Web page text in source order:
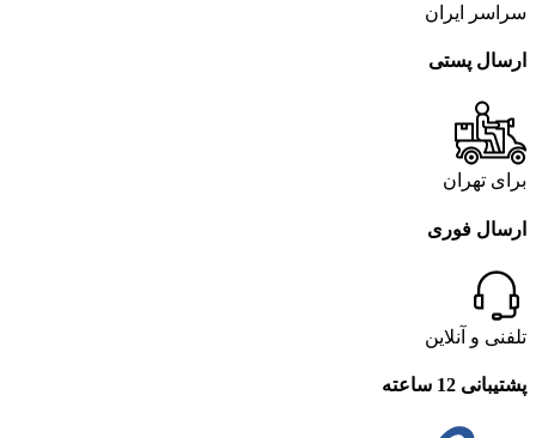
سراسر ایران
ارسال پستی
برای تهران
ارسال فوری
تلفنی و آنلاین
پشتیبانی 12 ساعته